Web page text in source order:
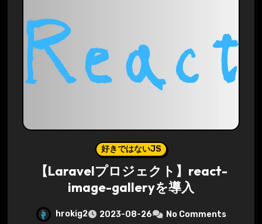
好きではないJS
【Laravelプロジェクト】react-
image-galleryを導入
hrokig2 2023-08-26 No Comments